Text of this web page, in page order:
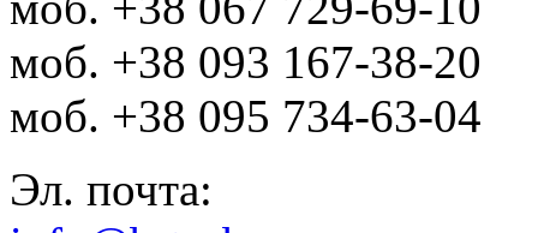
моб. +38 093 167-38-20
моб. +38 095 734-63-04
Эл. почта: